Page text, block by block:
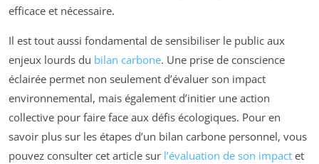
efficace et nécessaire.
Il est tout aussi fondamental de sensibiliser le public aux
enjeux lourds du bilan carbone. Une prise de conscience
éclairée permet non seulement d’évaluer son impact
environnemental, mais également d’initier une action
collective pour faire face aux défis écologiques. Pour en
savoir plus sur les étapes d’un bilan carbone personnel, vous
pouvez consulter cet article sur l’évaluation de son impact et